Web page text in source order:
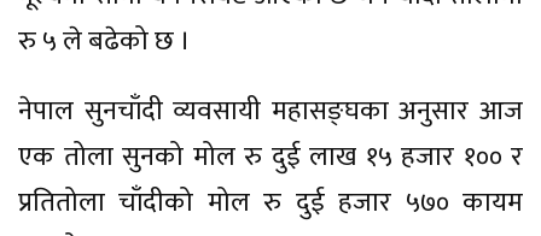
रु ५ ले बढेको छ ।
नेपाल सुनचाँदी व्यवसायी महासङ्घका अनुसार आज
एक तोला सुनको मोल रु दुई लाख १५ हजार १०० र
प्रतितोला चाँदीको मोल रु दुई हजार ५७० कायम